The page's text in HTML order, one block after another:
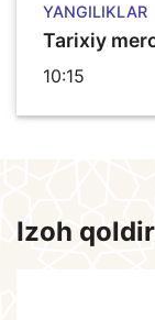
YANGILIKLAR
Tarixiy
10:15
Izoh